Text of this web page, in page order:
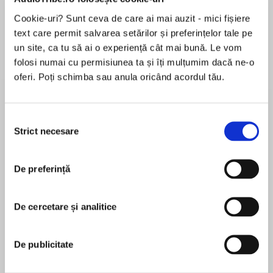
Cookie-uri? Sunt ceva de care ai mai auzit - mici fișiere
text care permit salvarea setărilor și preferințelor tale pe
un site, ca tu să ai o experiență cât mai bună. Le vom
folosi numai cu permisiunea ta și îți mulțumim dacă ne-o
oferi. Poți schimba sau anula oricând acordul tău.
consimțământului
Strict necesare
De preferință
De cercetare și analitice
De publicitate
de...
Dani Francis
la...
Lauren Weisberger
Desprecarte
& Peterrific!
has fun imagining life as a Pinktonian alien living
on the pinkest planet in the universe! But what
would happen if the Pinktonians paid her a visit?
in this space-themed Pinkalicious I Can Read
MAI MULT
Victoria Kann is the author-artist of Rubylicious,